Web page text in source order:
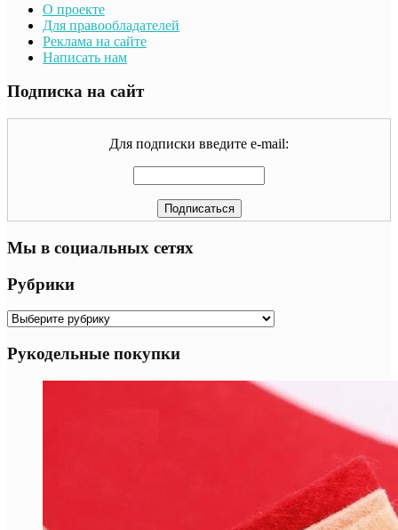
О проекте
Для правообладателей
Реклама на сайте
Написать нам
Подписка на сайт
Для подписки введите e-mail:
Мы в социальных сетях
Рубрики
Рубрики
Рукодельные покупки